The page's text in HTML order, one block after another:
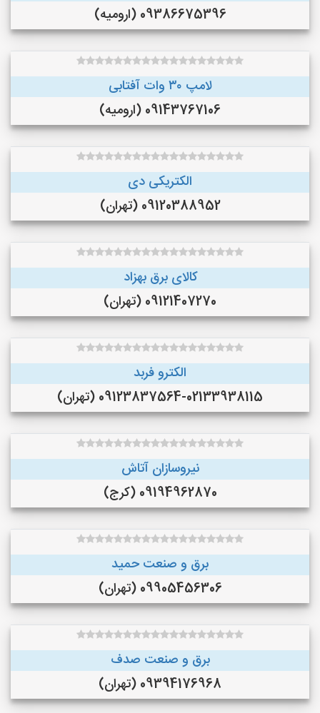
09386675396 (ارومیه)
لامپ ۳۰ وات آفتابی
09143767106 (ارومیه)
الکتریکی دی
09120388952 (تهران)
کالای برق بهزاد
09121407270 (تهران)
الکترو فربد
09123837564-02133938115 (تهران)
نیروسازان آتاش
09194962870 (کرج)
برق و صنعت حمید
09905456306 (تهران)
برق و صنعت صدف
09394176968 (تهران)